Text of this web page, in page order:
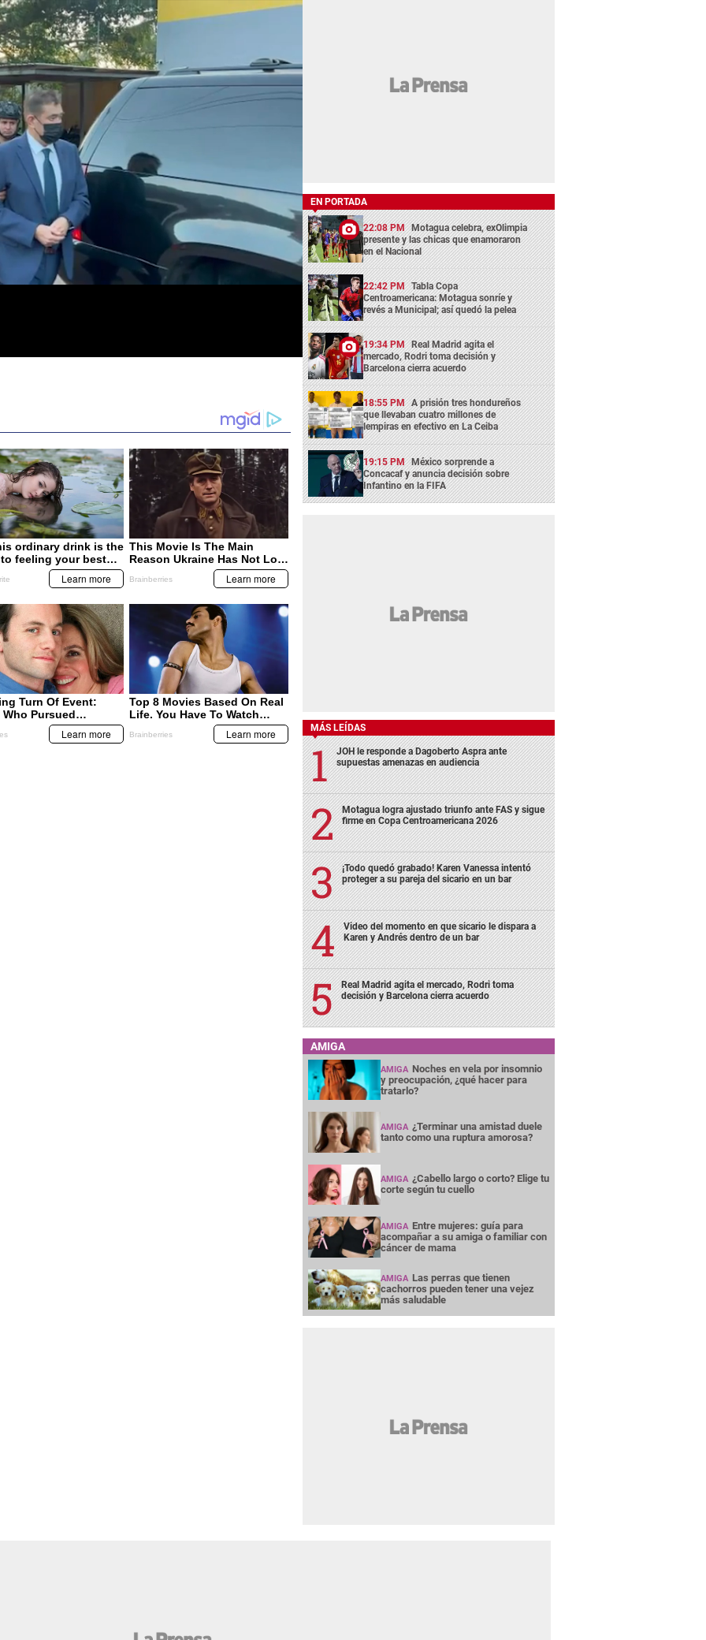
EN PORTADA
22:08 PM Motagua celebra, exOlimpia
presente y las chicas que enamoraron
en el Nacional
22:42 PM Tabla Copa
Centroamericana: Motagua sonríe y
revés a Municipal; así quedó la pelea
19:34 PM Real Madrid agita el
mercado, Rodri toma decisión y
Barcelona cierra acuerdo
18:55 PM A prisión tres hondureños
que llevaban cuatro millones de
lempiras en efectivo en La Ceiba
19:15 PM México sorprende a
Concacaf y anuncia decisión sobre
Infantino en la FIFA
MÁS LEÍDAS
JOH le responde a Dagoberto Aspra ante
supuestas amenazas en audiencia
Motagua logra ajustado triunfo ante FAS y sigue
firme en Copa Centroamericana 2026
¡Todo quedó grabado! Karen Vanessa intentó
proteger a su pareja del sicario en un bar
Video del momento en que sicario le dispara a
Karen y Andrés dentro de un bar
Real Madrid agita el mercado, Rodri toma
decisión y Barcelona cierra acuerdo
AMIGA
AMIGA Noches en vela por insomnio
y preocupación, ¿qué hacer para
tratarlo?
AMIGA ¿Terminar una amistad duele
tanto como una ruptura amorosa?
AMIGA ¿Cabello largo o corto? Elige tu
corte según tu cuello
AMIGA Entre mujeres: guía para
acompañar a su amiga o familiar con
cáncer de mama
AMIGA Las perras que tienen
cachorros pueden tener una vejez
más saludable